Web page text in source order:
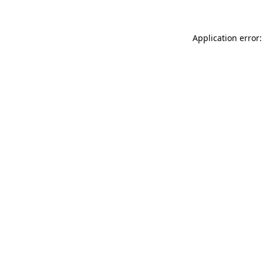
Application